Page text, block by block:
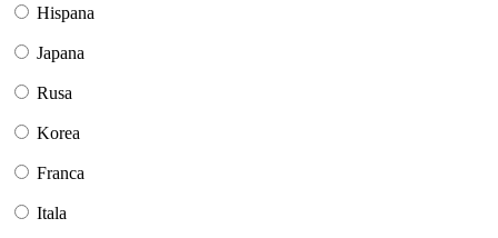
Hispana
Japana
Rusa
Korea
Franca
Itala